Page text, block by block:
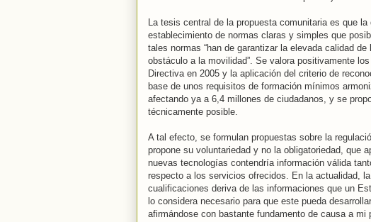
La tesis central de la propuesta comunitaria es que
establecimiento de normas claras y simples que
tales normas “han de garantizar la elevada calidad
obstáculo a la movilidad”. Se valora positivamente
Directiva en 2005 y la aplicación del criterio de
base de unos requisitos de formación mínimos
afectando ya a 6,4 millones de ciudadanos, y se
técnicamente posible.
A tal efecto, se formulan propuestas sobre la
propone su voluntariedad y no la obligatoriedad, que
nuevas tecnologías contendría información válida
respecto a los servicios ofrecidos. En la actualidad,
cualificaciones deriva de las informaciones que un
lo considera necesario para que este pueda
afirmándose con bastante fundamento de causa a